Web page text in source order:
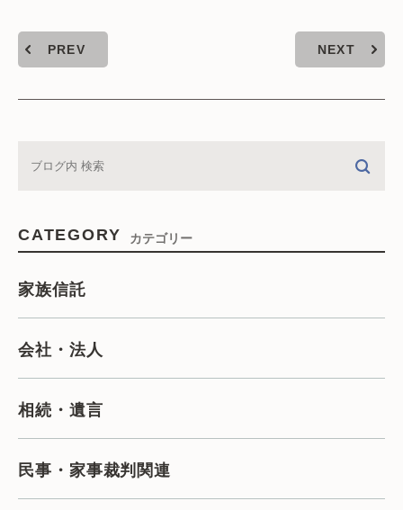
PREV NEXT
CATEGORY カテゴリー
家族信託
会社・法人
相続・遺言
民事・家事裁判関連